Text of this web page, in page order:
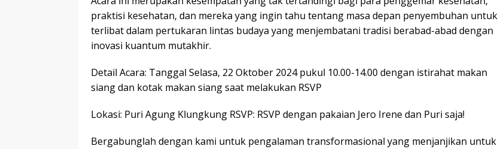
praktisi kesehatan, dan mereka yang ingin tahu tentang masa depan penyembuhan untuk
terlibat dalam pertukaran lintas budaya yang menjembatani tradisi berabad-abad dengan
inovasi kuantum mutakhir.
Detail Acara: Tanggal Selasa, 22 Oktober 2024 pukul 10.00-14.00 dengan istirahat makan
siang dan kotak makan siang saat melakukan RSVP
Lokasi: Puri Agung Klungkung RSVP: RSVP dengan pakaian Jero Irene dan Puri saja!
Bergabunglah dengan kami untuk pengalaman transformasional yang menjanjikan untuk